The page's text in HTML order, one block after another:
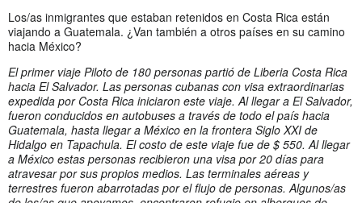
Los/as inmigrantes que estaban retenidos en Costa Rica están
viajando a Guatemala. ¿Van también a otros países en su camino
hacia México?
El primer viaje Piloto de 180 personas partió de Liberia Costa Rica
hacia El Salvador. Las personas cubanas con visa extraordinarias
expedida por Costa Rica iniciaron este viaje. Al llegar a El Salvador,
fueron conducidos en autobuses a través de todo el país hacia
Guatemala, hasta llegar a México en la frontera Siglo XXI de
Hidalgo en Tapachula. El costo de este viaje fue de $ 550. Al llegar
a México estas personas recibieron una visa por 20 días para
atravesar por sus propios medios. Las terminales aéreas y
terrestres fueron abarrotadas por el flujo de personas. Algunos/as